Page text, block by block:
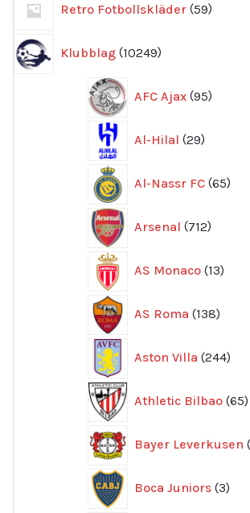
Retro Fotbollskläder 59
Klubblag 10249
produkter
AFC Ajax 95
Al-Hilal 29
Al-Nassr FC 65
Arsenal 712
AS Monaco 13
AS Roma 138
Aston Villa 244
Athletic Bilbao 65
Bayer Leverkusen
Boca Juniors 3